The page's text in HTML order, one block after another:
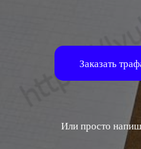
Заказать
Или просто